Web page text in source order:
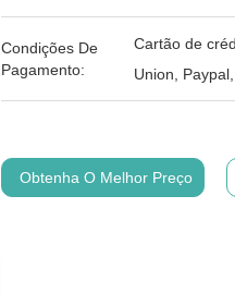
Condições De
Pagamento:
Cartão de
Union,
Obtenha O Melhor Preço